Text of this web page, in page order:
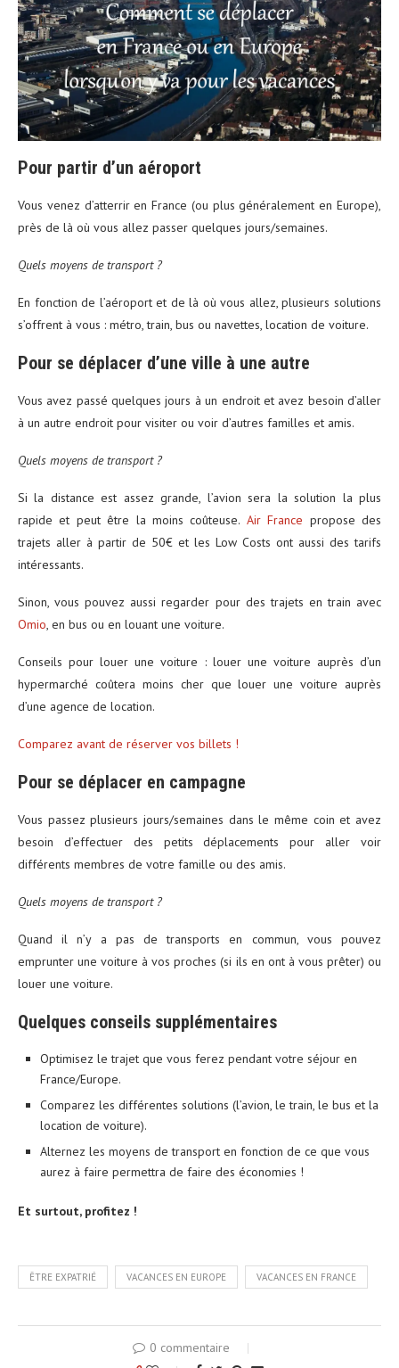
Pour partir d’un aéroport
Vous venez d’atterrir en France (ou plus généralement en Europe),
près de là où vous allez passer quelques jours/semaines.
Quels moyens de transport ?
En fonction de l’aéroport et de là où vous allez, plusieurs solutions
s’offrent à vous : métro, train, bus ou navettes, location de voiture.
Pour se déplacer d’une ville à une autre
Vous avez passé quelques jours à un endroit et avez besoin d’aller
à un autre endroit pour visiter ou voir d’autres familles et amis.
Quels moyens de transport ?
Si la distance est assez grande, l’avion sera la solution la plus
rapide et peut être la moins coûteuse. Air France propose des
trajets aller à partir de 50€ et les Low Costs ont aussi des tarifs
intéressants.
Sinon, vous pouvez aussi regarder pour des trajets en train avec
Omio, en bus ou en louant une voiture.
Conseils pour louer une voiture : louer une voiture auprès d’un
hypermarché coûtera moins cher que louer une voiture auprès
d’une agence de location.
Comparez avant de réserver vos billets !
Pour se déplacer en campagne
Vous passez plusieurs jours/semaines dans le même coin et avez
besoin d’effectuer des petits déplacements pour aller voir
différents membres de votre famille ou des amis.
Quels moyens de transport ?
Quand il n’y a pas de transports en commun, vous pouvez
emprunter une voiture à vos proches (si ils en ont à vous prêter) ou
louer une voiture.
Quelques conseils supplémentaires
Optimisez le trajet que vous ferez pendant votre séjour en
France/Europe.
Comparez les différentes solutions (l’avion, le train, le bus et la
location de voiture).
Alternez les moyens de transport en fonction de ce que vous
aurez à faire permettra de faire des économies !
Et surtout, profitez !
ÊTRE EXPATRIÉ VACANCES EN EUROPE VACANCES EN FRANCE
0 commentaire